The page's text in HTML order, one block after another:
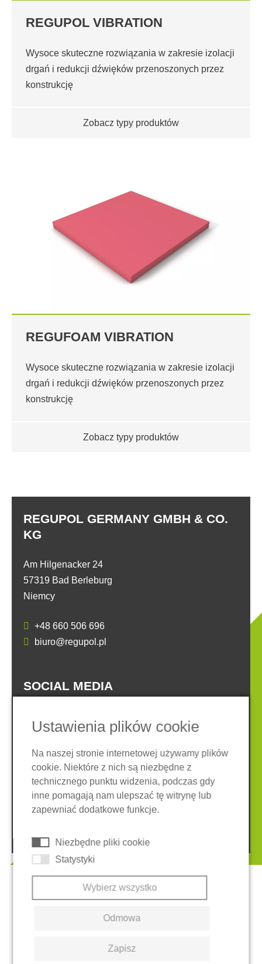
REGUPOL VIBRATION
Wysoce skuteczne rozwiązania w zakresie izolacji
drgań i redukcji dźwięków przenoszonych przez
konstrukcję
Zobacz typy produktów
REGUFOAM VIBRATION
Wysoce skuteczne rozwiązania w zakresie izolacji
drgań i redukcji dźwięków przenoszonych przez
konstrukcję
Zobacz typy produktów
REGUPOL GERMANY GMBH & CO.
KG
Am Hilgenacker 24
57319 Bad Berleburg
Niemcy
+48 660 506 696
biuro@regupol.pl
SOCIAL MEDIA
Nota prawna
Ochrona danych
Ogólne warunki
System zgłaszania nieprawidłowości
Ciasteczka
Ustawienia plików cookie
Na naszej stronie internetowej używamy plików
cookie. Niektóre z nich są niezbędne z
technicznego punktu widzenia, podczas gdy
inne pomagają nam ulepszać tę witrynę lub
zapewniać dodatkowe funkcje.
Niezbędne pliki cookie
Statystyki
Wybierz wszystko
Odmowa
Zapisz